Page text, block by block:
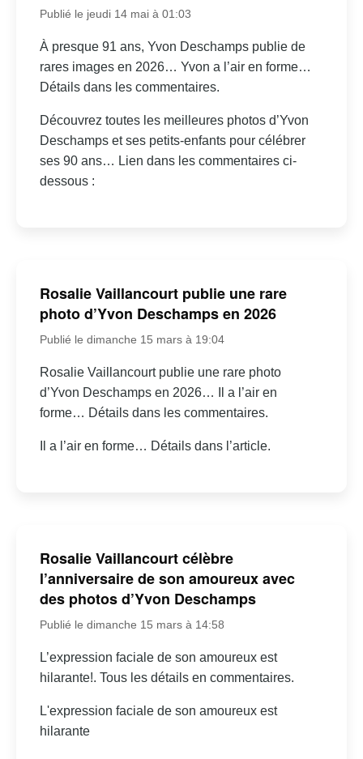
Publié le jeudi 14 mai à 01:03
À presque 91 ans, Yvon Deschamps publie de
rares images en 2026… Yvon a l’air en forme…
Détails dans les commentaires.
Découvrez toutes les meilleures photos d’Yvon
Deschamps et ses petits-enfants pour célébrer
ses 90 ans… Lien dans les commentaires ci-
dessous :
Rosalie Vaillancourt publie une rare
photo d’Yvon Deschamps en 2026
Publié le dimanche 15 mars à 19:04
Rosalie Vaillancourt publie une rare photo
d’Yvon Deschamps en 2026… Il a l’air en
forme… Détails dans les commentaires.
Il a l’air en forme… Détails dans l’article.
Rosalie Vaillancourt célèbre
l’anniversaire de son amoureux avec
des photos d’Yvon Deschamps
Publié le dimanche 15 mars à 14:58
L’expression faciale de son amoureux est
hilarante!. Tous les détails en commentaires.
L'expression faciale de son amoureux est
hilarante